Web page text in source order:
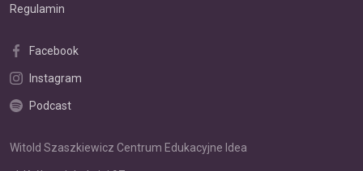
Regulamin
Facebook
Instagram
Podcast
Witold Szaszkiewicz Centrum Edukacyjne Idea